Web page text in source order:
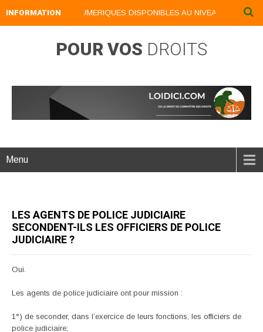
INFORMATION
NOS LIVRES NUMERIQUES DISPONIBLES AU NIVEAU DU MENU
POUR VOS DROITS
Menu
LES AGENTS DE POLICE JUDICIAIRE
SECONDENT-ILS LES OFFICIERS DE POLICE
JUDICIAIRE ?
Oui.
Les agents de police judiciaire ont pour mission :
1°) de seconder, dans l’exercice de leurs fonctions, les officiers de
police judiciaire;